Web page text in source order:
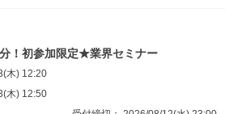
！初参加限定★業界セミナー
木) 12:20
木) 12:50